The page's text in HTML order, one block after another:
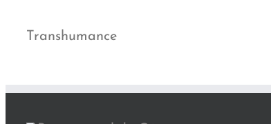
Transhumance